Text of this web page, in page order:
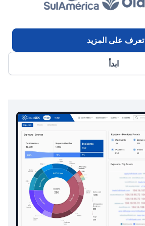
ابدأ
تعرف على المزيد